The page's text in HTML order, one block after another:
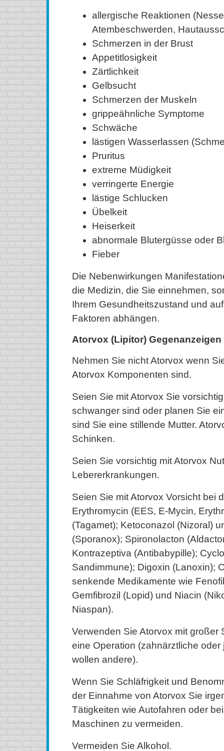
allergische Reaktionen
Atembeschwerden,
Schmerzen in der Brust
Appetitlosigkeit
Zärtlichkeit
Gelbsucht
Schmerzen der Muskeln
grippeähnliche Symptome
Schwäche
lästigen Wasserlassen
Pruritus
extreme Müdigkeit
verringerte Energie
lästige Schlucken
Übelkeit
Heiserkeit
abnormale Blutergüsse oder
Fieber
Die Nebenwirkungen
die Medizin, die Sie einnehmen,
Ihrem Gesundheitszustand und
Faktoren abhängen.
Atorvox (Lipitor) Gegenanzeigen
Nehmen Sie nicht Atorvox wenn
Atorvox Komponenten sind.
Seien Sie mit Atorvox Sie
schwanger sind oder planen Sie
sind Sie eine stillende Mutter.
Schinken.
Seien Sie vorsichtig mit Atorvox
Lebererkrankungen.
Seien Sie mit Atorvox Vorsicht bei
Erythromycin (EES, E-Mycin,
(Tagamet); Ketoconazol (Nizoral)
(Sporanox); Spironolacton
Kontrazeptiva (Antibabypille);
Sandimmune); Digoxin (Lanoxin);
senkende Medikamente wie
Gemfibrozil (Lopid) und Niacin
Niaspan).
Verwenden Sie Atorvox mit großer
eine Operation (zahnärztliche
wollen andere).
Wenn Sie Schläfrigkeit und
der Einnahme von Atorvox Sie
Tätigkeiten wie Autofahren oder
Maschinen zu vermeiden.
Vermeiden Sie Alkohol.